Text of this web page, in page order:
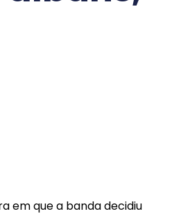
em que a banda decidiu